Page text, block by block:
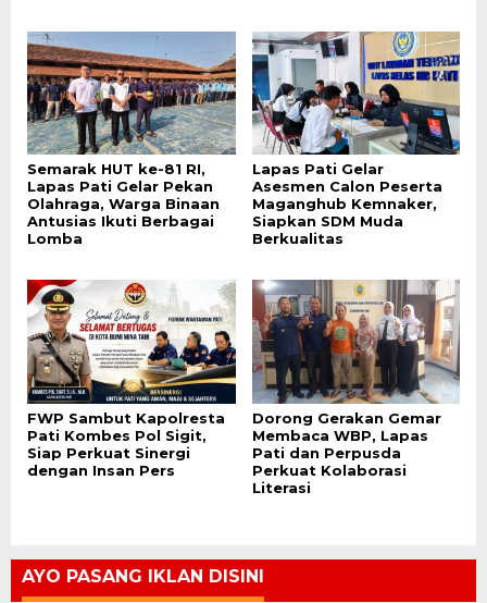
Semarak HUT ke-81 RI,
Lapas Pati Gelar Pekan
Olahraga, Warga Binaan
Antusias Ikuti Berbagai
Lomba
Lapas Pati Gelar
Asesmen Calon Peserta
Maganghub Kemnaker,
Siapkan SDM Muda
Berkualitas
FWP Sambut Kapolresta
Pati Kombes Pol Sigit,
Siap Perkuat Sinergi
dengan Insan Pers
Dorong Gerakan Gemar
Membaca WBP, Lapas
Pati dan Perpusda
Perkuat Kolaborasi
Literasi
AYO PASANG IKLAN DISINI